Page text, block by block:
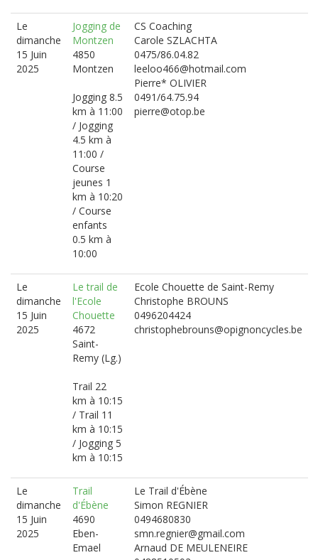
Le
dimanche
15 Juin
2025
Jogging de
Montzen
4850
Montzen
Jogging 8.5
km à 11:00
/ Jogging
4.5 km à
11:00 /
Course
jeunes 1
km à 10:20
/ Course
enfants
0.5 km à
10:00
CS Coaching
Carole SZLACHTA
0475/86.04.82
leeloo466@hotmail.com
Pierre* OLIVIER
0491/64.75.94
pierre@otop.be
Le
dimanche
15 Juin
2025
Le trail de
l'Ecole
Chouette
4672
Saint-
Remy (Lg.)
Trail 22
km à 10:15
/ Trail 11
km à 10:15
/ Jogging 5
km à 10:15
Ecole Chouette de Saint-Remy
Christophe BROUNS
0496204424
christophebrouns@opignoncycles.be
Le
dimanche
15 Juin
2025
Trail
d'Ébène
4690
Eben-
Emael
Le Trail d'Ébène
Simon REGNIER
0494680830
smn.regnier@gmail.com
Arnaud DE MEULENEIRE